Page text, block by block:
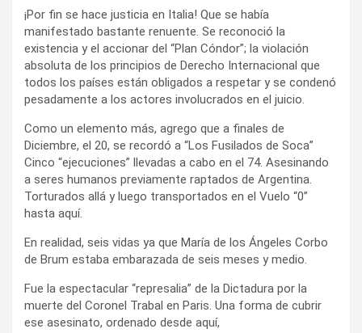
¡Por fin se hace justicia en Italia! Que se había
manifestado bastante renuente. Se reconoció la
existencia y el accionar del “Plan Cóndor”; la violación
absoluta de los principios de Derecho Internacional que
todos los países están obligados a respetar y se condenó
pesadamente a los actores involucrados en el juicio.
Como un elemento más, agrego que a finales de
Diciembre, el 20, se recordó a “Los Fusilados de Soca”
Cinco “ejecuciones” llevadas a cabo en el 74. Asesinando
a seres humanos previamente raptados de Argentina.
Torturados allá y luego transportados en el Vuelo “0”
hasta aquí.
En realidad, seis vidas ya que María de los Ángeles Corbo
de Brum estaba embarazada de seis meses y medio.
Fue la espectacular “represalia” de la Dictadura por la
muerte del Coronel Trabal en Paris. Una forma de cubrir
ese asesinato, ordenado desde aquí,